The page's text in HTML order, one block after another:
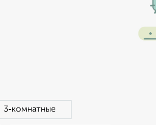
3‑комнатные